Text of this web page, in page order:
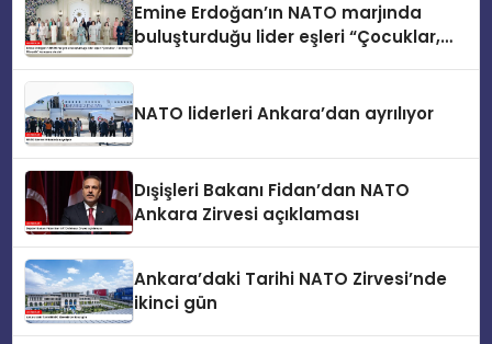
Emine Erdoğan’ın NATO marjında
buluşturduğu lider eşleri “Çocuklar,
NATO liderleri Ankara’dan ayrılıyor
Dışişleri Bakanı Fidan’dan NATO
Ankara Zirvesi açıklaması
Ankara’daki Tarihi NATO Zirvesi’nde
ikinci gün